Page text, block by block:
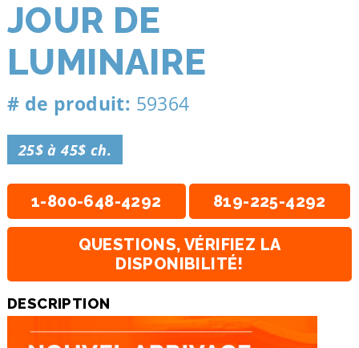
JOUR DE
LUMINAIRE
# de produit: 59364
25$ à 45$ ch.
1-800-648-4292 819-225-4292
QUESTIONS, VÉRIFIEZ LA
DISPONIBILITÉ!
DESCRIPTION